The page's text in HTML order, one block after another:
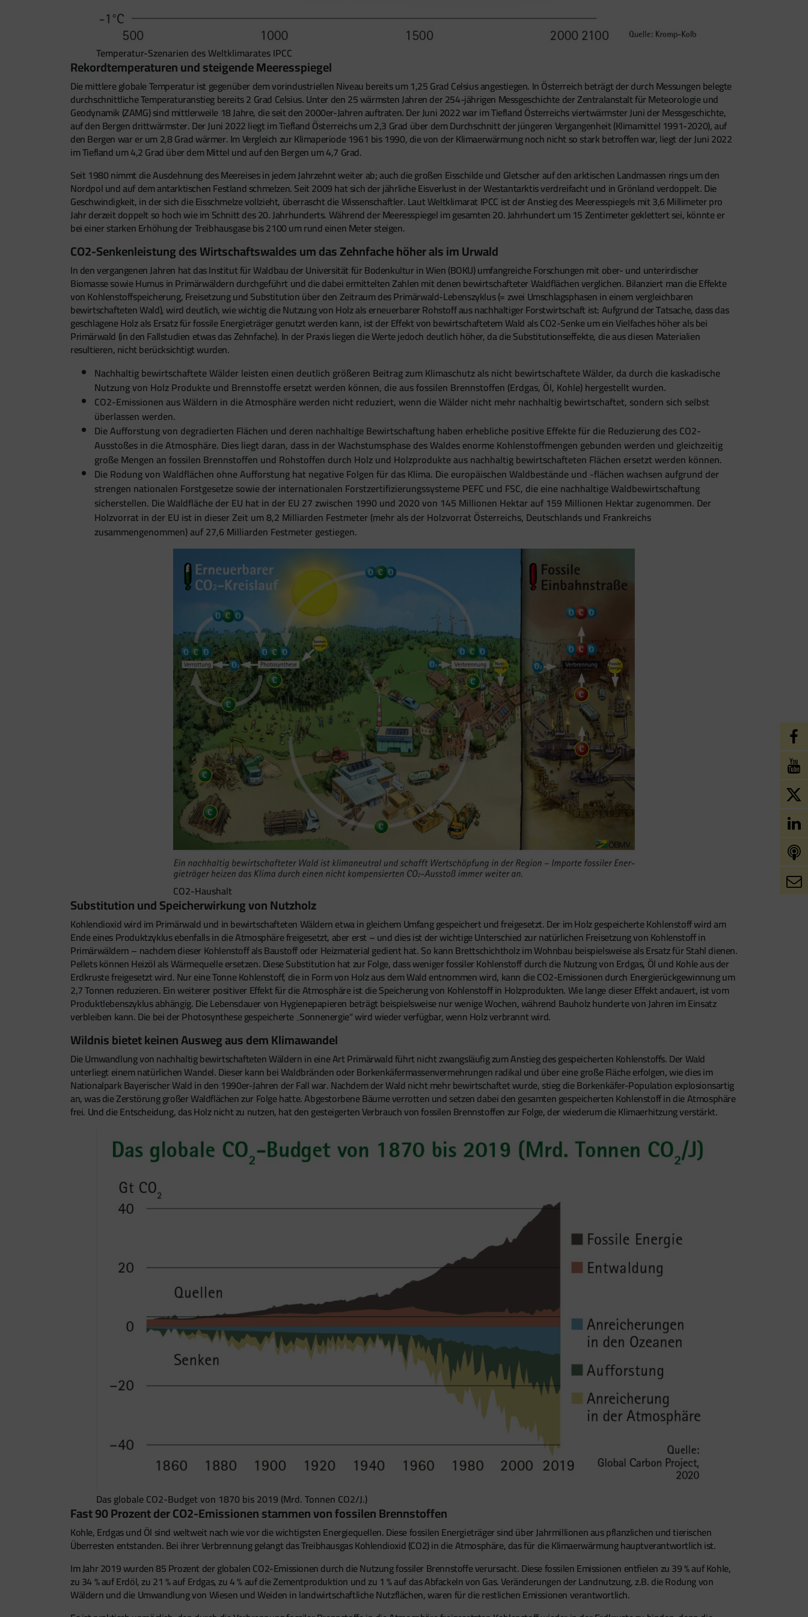
Temperatur-Szenarien des Weltklimarates IPCC
Rekordtemperaturen und steigende Meeresspiegel
Die mittlere globale Temperatur ist gegenüber dem vorindustriellen Niveau bereits um 1,25 Grad Celsius angestiegen. In Österreich beträgt der durch Messungen belegte
durchschnittliche Temperaturanstieg bereits 2 Grad Celsius. Unter den 25 wärmsten Jahren der 254-jährigen Messgeschichte der Zentralanstalt für Meteorologie und
Geodynamik (ZAMG) sind mittlerweile 18 Jahre, die seit den 2000er-Jahren auftraten. Der Juni 2022 war im Tiefland Österreichs viertwärmster Juni der Messgeschichte,
auf den Bergen drittwärmster. Der Juni 2022 liegt im Tiefland Österreichs um 2,3 Grad über dem Durchschnitt der jüngeren Vergangenheit (Klimamittel 1991-2020), auf
den Bergen war er um 2,8 Grad wärmer. Im Vergleich zur Klimaperiode 1961 bis 1990, die von der Klimaerwärmung noch nicht so stark betroffen war, liegt der Juni 2022
im Tiefland um 4,2 Grad über dem Mittel und auf den Bergen um 4,7 Grad.
Seit 1980 nimmt die Ausdehnung des Meereises in jedem Jahrzehnt weiter ab; auch die großen Eisschilde und Gletscher auf den arktischen Landmassen rings um den
Nordpol und auf dem antarktischen Festland schmelzen. Seit 2009 hat sich der jährliche Eisverlust in der Westantarktis verdreifacht und in Grönland verdoppelt. Die
Geschwindigkeit, in der sich die Eisschmelze vollzieht, überrascht die Wissenschaftler. Laut Weltklimarat IPCC ist der Anstieg des Meeresspiegels mit 3,6 Millimeter pro
Jahr derzeit doppelt so hoch wie im Schnitt des 20. Jahrhunderts. Während der Meeresspiegel im gesamten 20. Jahrhundert um 15 Zentimeter geklettert sei, könnte er
bei einer starken Erhöhung der Treibhausgase bis 2100 um rund einen Meter steigen.
CO2-Senkenleistung des Wirtschaftswaldes um das Zehnfache höher als im Urwald
In den vergangenen Jahren hat das Institut für Waldbau der Universität für Bodenkultur in Wien (BOKU) umfangreiche Forschungen mit ober- und unterirdischer
Biomasse sowie Humus in Primärwäldern durchgeführt und die dabei ermittelten Zahlen mit denen bewirtschafteter Waldflächen verglichen. Bilanziert man die Effekte
von Kohlenstoffspeicherung, Freisetzung und Substitution über den Zeitraum des Primärwald-Lebenszyklus (= zwei Umschlagsphasen in einem vergleichbaren
bewirtschafteten Wald), wird deutlich, wie wichtig die Nutzung von Holz als erneuerbarer Rohstoff aus nachhaltiger Forstwirtschaft ist: Aufgrund der Tatsache, dass das
geschlagene Holz als Ersatz für fossile Energieträger genutzt werden kann, ist der Effekt von bewirtschaftetem Wald als CO2-Senke um ein Vielfaches höher als bei
Primärwald (in den Fallstudien etwas das Zehnfache). In der Praxis liegen die Werte jedoch deutlich höher, da die Substitutionseffekte, die aus diesen Materialien
resultieren, nicht berücksichtigt wurden.
Nachhaltig bewirtschaftete Wälder leisten einen deutlich größeren Beitrag zum Klimaschutz als nicht bewirtschaftete Wälder, da durch die kaskadische
Nutzung von Holz Produkte und Brennstoffe ersetzt werden können, die aus fossilen Brennstoffen (Erdgas, Öl, Kohle) hergestellt wurden.
CO2-Emissionen aus Wäldern in die Atmosphäre werden nicht reduziert, wenn die Wälder nicht mehr nachhaltig bewirtschaftet, sondern sich selbst
überlassen werden.
Die Aufforstung von degradierten Flächen und deren nachhaltige Bewirtschaftung haben erhebliche positive Effekte für die Reduzierung des CO2-
Ausstoßes in die Atmosphäre. Dies liegt daran, dass in der Wachstumsphase des Waldes enorme Kohlenstoffmengen gebunden werden und gleichzeitig
große Mengen an fossilen Brennstoffen und Rohstoffen durch Holz und Holzprodukte aus nachhaltig bewirtschafteten Flächen ersetzt werden können.
Die Rodung von Waldflächen ohne Aufforstung hat negative Folgen für das Klima. Die europäischen Waldbestände und -flächen wachsen aufgrund der
strengen nationalen Forstgesetze sowie der internationalen Forstzertifizierungssysteme PEFC und FSC, die eine nachhaltige Waldbewirtschaftung
sicherstellen. Die Waldfläche der EU hat in der EU 27 zwischen 1990 und 2020 von 145 Millionen Hektar auf 159 Millionen Hektar zugenommen. Der
Holzvorrat in der EU ist in dieser Zeit um 8,2 Milliarden Festmeter (mehr als der Holzvorrat Österreichs, Deutschlands und Frankreichs
zusammengenommen) auf 27,6 Milliarden Festmeter gestiegen.
CO2-Haushalt
Substitution und Speicherwirkung von Nutzholz
Kohlendioxid wird im Primärwald und in bewirtschafteten Wäldern etwa in gleichem Umfang gespeichert und freigesetzt. Der im Holz gespeicherte Kohlenstoff wird am
Ende eines Produktzyklus ebenfalls in die Atmosphäre freigesetzt, aber erst – und dies ist der wichtige Unterschied zur natürlichen Freisetzung von Kohlenstoff in
Primärwäldern – nachdem dieser Kohlenstoff als Baustoff oder Heizmaterial gedient hat. So kann Brettschichtholz im Wohnbau beispielsweise als Ersatz für Stahl dienen.
Pellets können Heizöl als Wärmequelle ersetzen. Diese Substitution hat zur Folge, dass weniger fossiler Kohlenstoff durch die Nutzung von Erdgas, Öl und Kohle aus der
Erdkruste freigesetzt wird. Nur eine Tonne Kohlenstoff, die in Form von Holz aus dem Wald entnommen wird, kann die CO2-Emissionen durch Energierückgewinnung um
2,7 Tonnen reduzieren. Ein weiterer positiver Effekt für die Atmosphäre ist die Speicherung von Kohlenstoff in Holzprodukten. Wie lange dieser Effekt andauert, ist vom
Produktlebenszyklus abhängig. Die Lebensdauer von Hygienepapieren beträgt beispielsweise nur wenige Wochen, während Bauholz hunderte von Jahren im Einsatz
verbleiben kann. Die bei der Photosynthese gespeicherte „Sonnenergie“ wird wieder verfügbar, wenn Holz verbrannt wird.
Wildnis bietet keinen Ausweg aus dem Klimawandel
Die Umwandlung von nachhaltig bewirtschafteten Wäldern in eine Art Primärwald führt nicht zwangsläufig zum Anstieg des gespeicherten Kohlenstoffs. Der Wald
unterliegt einem natürlichen Wandel. Dieser kann bei Waldbränden oder Borkenkäfermassenvermehrungen radikal und über eine große Fläche erfolgen, wie dies im
Nationalpark Bayerischer Wald in den 1990er-Jahren der Fall war. Nachdem der Wald nicht mehr bewirtschaftet wurde, stieg die Borkenkäfer-Population explosionsartig
an, was die Zerstörung großer Waldflächen zur Folge hatte. Abgestorbene Bäume verrotten und setzen dabei den gesamten gespeicherten Kohlenstoff in die Atmosphäre
frei. Und die Entscheidung, das Holz nicht zu nutzen, hat den gesteigerten Verbrauch von fossilen Brennstoffen zur Folge, der wiederum die Klimaerhitzung verstärkt.
Das globale CO2-Budget von 1870 bis 2019 (Mrd. Tonnen CO2/J.)
Fast 90 Prozent der CO2-Emissionen stammen von fossilen Brennstoffen
Kohle, Erdgas und Öl sind weltweit nach wie vor die wichtigsten Energiequellen. Diese fossilen Energieträger sind über Jahrmillionen aus pflanzlichen und tierischen
Überresten entstanden. Bei ihrer Verbrennung gelangt das Treibhausgas Kohlendioxid (CO2) in die Atmosphäre, das für die Klimaerwärmung hauptverantwortlich ist.
Im Jahr 2019 wurden 85 Prozent der globalen CO2-Emissionen durch die Nutzung fossiler Brennstoffe verursacht. Diese fossilen Emissionen entfielen zu 39 % auf Kohle,
zu 34 % auf Erdöl, zu 21 % auf Erdgas, zu 4 % auf die Zementproduktion und zu 1 % auf das Abfackeln von Gas. Veränderungen der Landnutzung, z.B. die Rodung von
Wäldern und die Umwandlung von Wiesen und Weiden in landwirtschaftliche Nutzflächen, waren für die restlichen Emissionen verantwortlich.